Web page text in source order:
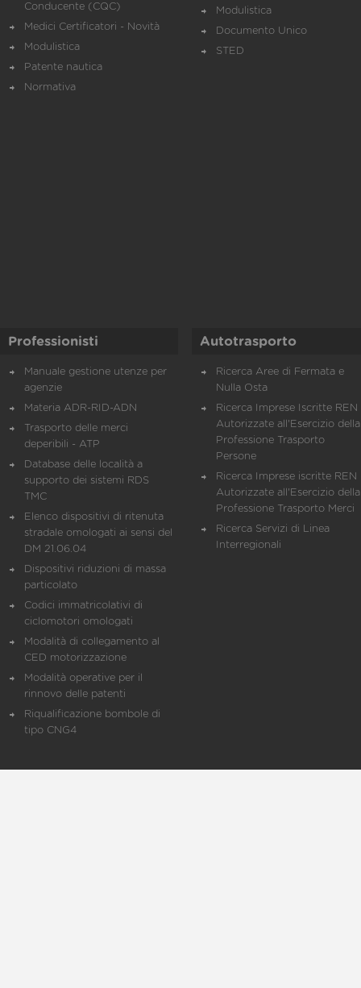
Conducente (CQC)
Medici Certificatori - Novità
Modulistica
Patente nautica
Normativa
Modulistica
Documento Unico
STED
Professionisti
Manuale gestione utenze per
agenzie
Materia ADR-RID-ADN
Trasporto delle merci
deperibili - ATP
Database delle località a
supporto dei sistemi RDS
TMC
Elenco dispositivi di ritenuta
stradale omologati ai sensi del
DM 21.06.04
Dispositivi riduzioni di massa
particolato
Codici immatricolativi di
ciclomotori omologati
Modalità di collegamento al
CED motorizzazione
Modalità operative per il
rinnovo delle patenti
Riqualificazione bombole di
tipo CNG4
Autotrasporto
Ricerca Aree di Fermata e
Nulla Osta
Ricerca Imprese Iscritte REN
Autorizzate all'Esercizio della
Professione Trasporto
Persone
Ricerca Imprese iscritte REN
Autorizzate all'Esercizio della
Professione Trasporto Merci
Ricerca Servizi di Linea
Interregionali